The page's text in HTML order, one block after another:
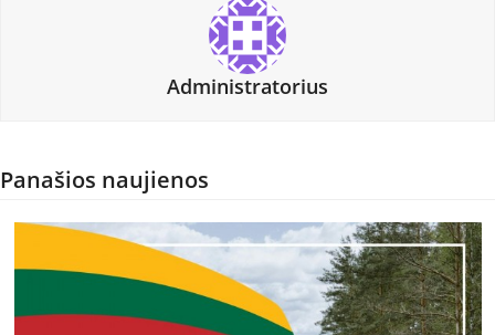
Administratorius
Panašios naujienos